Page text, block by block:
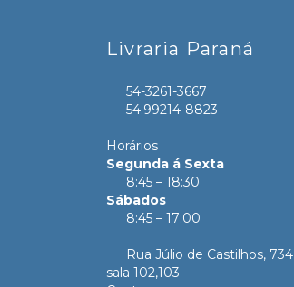
Livraria Paraná
54-3261-3667
54.99214-8823
Horários
Segunda á Sexta
8:45 – 18:30
Sábados
8:45 – 17:00
Rua Júlio de Castilhos, 734
sala 102,103